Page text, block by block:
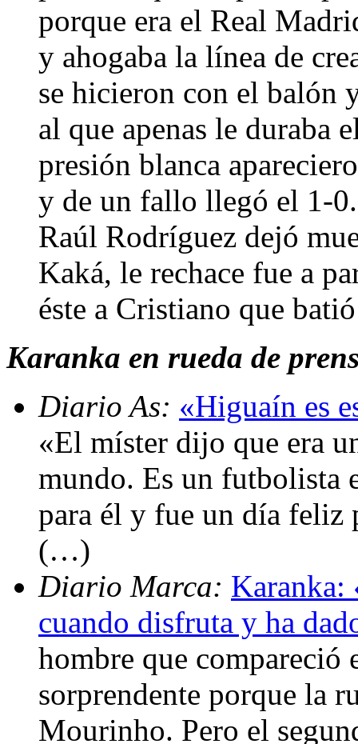
porque era el Real
y ahogaba la línea de
se hicieron con el balón
al que apenas le duraba
presión blanca
y de un fallo llegó el 1-
Raúl Rodríguez dejó
Kaká, le rechace fue a
éste a Cristiano que
Karanka en rueda de
Diario As: «Higuaín es
«El míster dijo que era
mundo. Es un futbolista
para él y fue un día feliz
(…)
Diario Marca: Karanka:
cuando disfruta y ha
hombre que compareció
sorprendente porque la
Mourinho. Pero el